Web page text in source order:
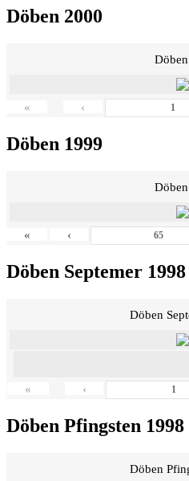
Döben 2000
« ‹
Döben 1999
« ‹
Döben Septemer 1998
Döben
« ‹
Döben Pfingsten 1998
Döben